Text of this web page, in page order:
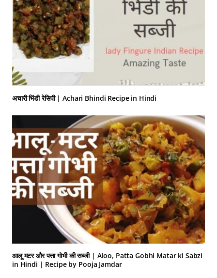
अचारी भिंडी रेसिपी | Achari Bhindi Recipe in Hindi
आलू मटर और पत्ता गोभी की सब्जी | Aloo, Patta Gobhi Matar ki Sabzi
in Hindi | Recipe by Pooja Jamdar